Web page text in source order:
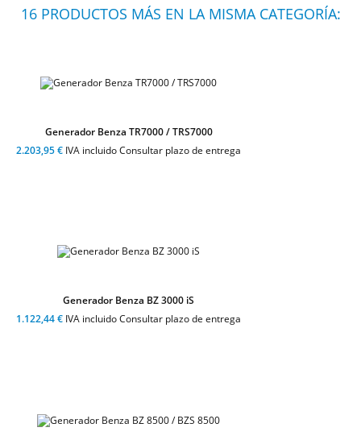
16 PRODUCTOS MÁS EN LA MISMA CATEGORÍA:
Generador Benza TR7000 / TRS7000
2.203,95 € IVA incluido Consultar plazo de entrega
Generador Benza BZ 3000 iS
1.122,44 € IVA incluido Consultar plazo de entrega